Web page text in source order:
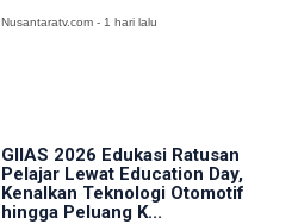
Nusantaratv.com - 1 hari lalu
GIIAS 2026 Edukasi Ratusan
Pelajar Lewat Education Day,
Kenalkan Teknologi Otomotif
hingga Peluang K...